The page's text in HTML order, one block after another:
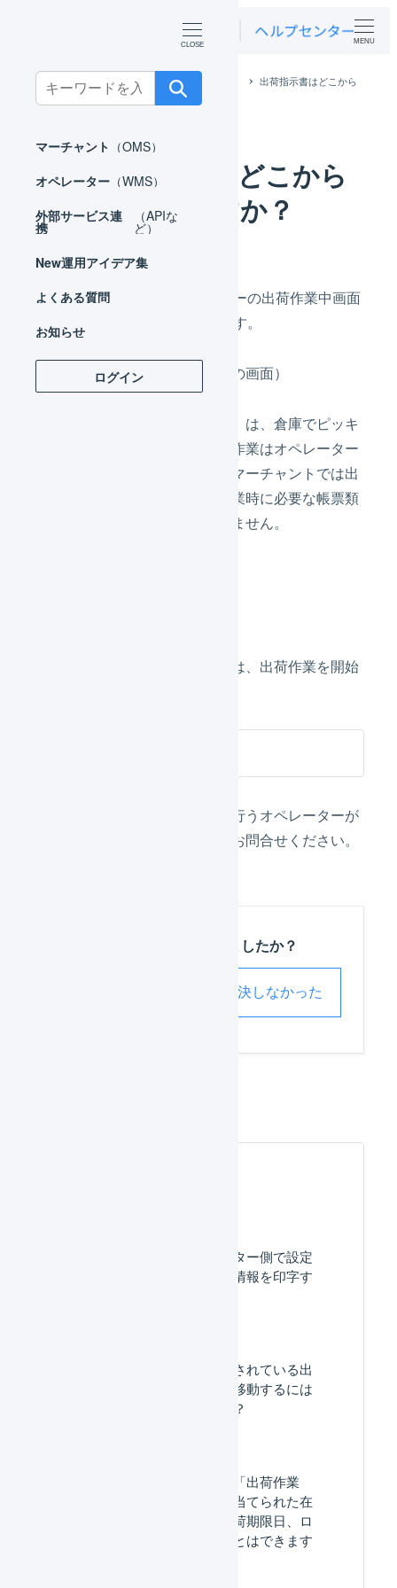
Search
for:
マーチャント （OMS）
オペレーター （WMS）
外部サービス連
携
（APIな
ど）
New運用アイデア集
よくある質問
お知らせ
ログイン
MENU
ホーム よくある質問 オペレーター
出荷指示書はどこから
出力できますか？
出荷指示書はどこから
出力できますか？
出荷指示書はオペレーターの出荷作業中画面
からダウンロードできます。
ここに画像入れる（出荷作業中の画面）
出荷指示書（ピッキングリスト）は、倉庫でピッキ
ングに使用する帳票です。出荷作業はオペレーター
でのみ行うことができるため、マーチャントでは出
荷指示書をはじめとする出荷作業時に必要な帳票類
をダウンロードすることはできません。
出荷作業中の画面を確認するには、出荷作業を開始
現在の倉庫とは別に出荷作業を行うオペレーターが
必要となる場合は、チャットへお問合せください。
この記事は役に立ちましたか？
解決しなかった
出荷指示書にオペレーター側で設定
した商品マスタの補足情報を印字す
「同梱処理中」と表示されている出
荷伝票を出荷作業中に移動するには
どうしたらいいですか？
出荷伝票ステータスが「出荷作業
中」の出荷伝票に引き当てられた在
庫のロケーション、出荷期限日、ロ
ット番号を変更することはできます